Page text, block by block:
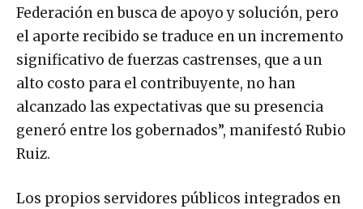
Federación en busca de apoyo y solución, pero
el aporte recibido se traduce en un incremento
significativo de fuerzas castrenses, que a un
alto costo para el contribuyente, no han
alcanzado las expectativas que su presencia
generó entre los gobernados”, manifestó Rubio
Ruiz.
Los propios servidores públicos integrados en